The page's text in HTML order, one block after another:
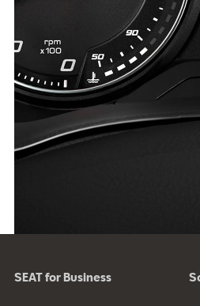
SEAT for Business